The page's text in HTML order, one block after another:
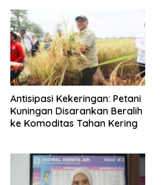
Antisipasi Kekeringan: Petani
Kuningan Disarankan Beralih
ke Komoditas Tahan Kering